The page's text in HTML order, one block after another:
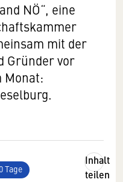
NÖ“, eine
mit der
Gründer vor
Monat:
Tage
Inhalt
teilen